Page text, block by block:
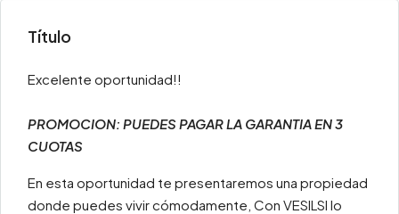
Título
Excelente oportunidad!!
PROMOCION: PUEDES PAGAR LA GARANTIA EN 3
CUOTAS
En esta oportunidad te presentaremos una propiedad
donde puedes vivir cómodamente, Con VESILSI lo